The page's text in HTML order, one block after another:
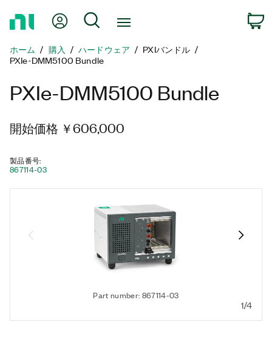
Myアカウント
検索
ホーム 購入 ハードウェア
PXIバンドル
PXIe-DMM5100 Bundle
PXIe-DMM5100 Bundle
開始価格 ￥606,000
製品番号:
867114-03
Part number: 867114-03
1/4